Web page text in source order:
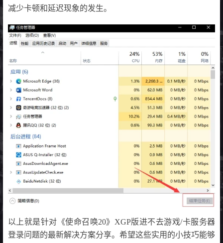
减少卡顿和延迟现象的发生。
以上就是针对《使命召唤20》XGP版进不去游戏/卡服务器
登录问题的最新解决方案分享。希望这些实用的小技巧能够